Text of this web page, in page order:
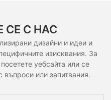
СЕ С НАС
дизайни и идеи и
изисквания. За
уебсайта или се
или запитвания.